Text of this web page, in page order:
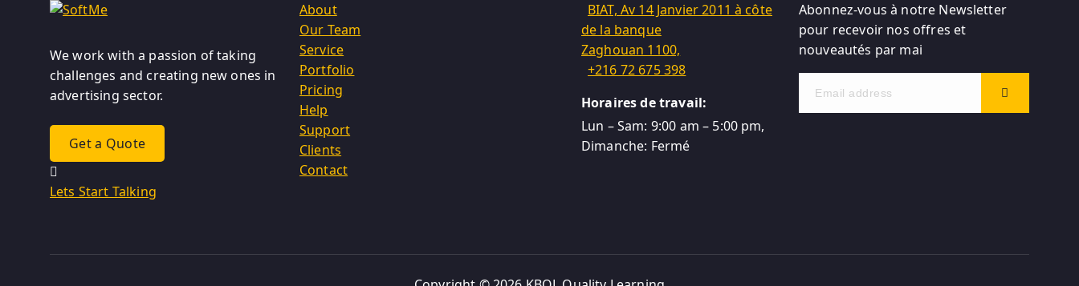
We work with a passion of taking
challenges and creating new ones in
advertising sector.
Get a Quote
Lets Start Talking
About
Our Team
Service
Portfolio
Pricing
Help
Support
Clients
Contact
BIAT, Av 14 Janvier 2011 à côte
de la banque
Zaghouan 1100,
+216 72 675 398
Horaires de travail:
Lun – Sam: 9:00 am – 5:00 pm,
Dimanche: Fermé
Abonnez-vous à notre Newsletter
pour recevoir nos offres et
nouveautés par mai